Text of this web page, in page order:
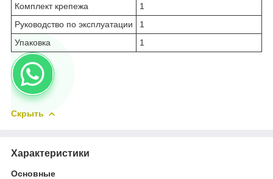
Комплект крепежа
1
Руководство по эксплуатации
1
Упаковка
1
Скрыть
Характеристики
Основные